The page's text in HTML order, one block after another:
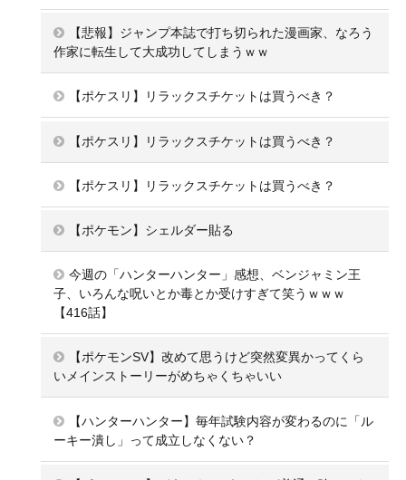
【悲報】ジャンプ本誌で打ち切られた漫画家、なろう
作家に転生して大成功してしまうｗｗ
【ポケスリ】リラックスチケットは買うべき？
【ポケスリ】リラックスチケットは買うべき？
【ポケスリ】リラックスチケットは買うべき？
【ポケモン】シェルダー貼る
今週の「ハンターハンター」感想、ベンジャミン王
子、いろんな呪いとか毒とか受けすぎて笑うｗｗｗ
【416話】
【ポケモンSV】改めて思うけど突然変異かってくら
いメインストーリーがめちゃくちゃいい
【ハンターハンター】毎年試験内容が変わるのに「ル
ーキー潰し」って成立しなくない？